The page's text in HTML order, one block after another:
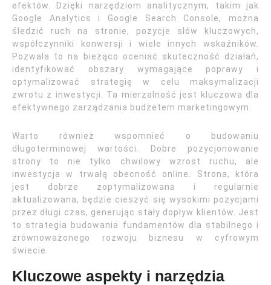
efektów. Dzięki narzędziom analitycznym, takim jak
Google Analytics i Google Search Console, można
śledzić ruch na stronie, pozycje słów kluczowych,
współczynniki konwersji i wiele innych wskaźników.
Pozwala to na bieżąco oceniać skuteczność działań,
identyfikować obszary wymagające poprawy i
optymalizować strategię w celu maksymalizacji
zwrotu z inwestycji. Ta mierzalność jest kluczowa dla
efektywnego zarządzania budżetem marketingowym.
Warto również wspomnieć o budowaniu
długoterminowej wartości. Dobre pozycjonowanie
strony to nie tylko chwilowy wzrost ruchu, ale
inwestycja w trwałą obecność online. Strona, która
jest dobrze zoptymalizowana i regularnie
aktualizowana, będzie cieszyć się wysokimi pozycjami
przez długi czas, generując stały dopływ klientów. Jest
to strategia budowania fundamentów dla stabilnego i
zrównoważonego rozwoju biznesu w cyfrowym
świecie.
Kluczowe aspekty i narzędzia